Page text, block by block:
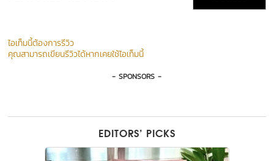
ไอเท็มนี้ต้องการรีวิว
คุณสามารถเขียนรีวิวได้หากเคยใช้ไอเท็มนี้
- SPONSORS -
EDITORS’ PICKS